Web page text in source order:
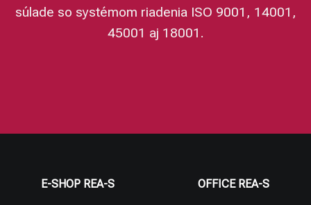
súlade so systémom riadenia ISO 9001, 14001,
45001 aj 18001.
E-SHOP REA-S OFFICE REA-S